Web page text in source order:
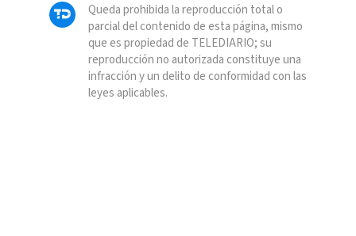
Queda prohibida la reproducción total o
parcial del contenido de esta página, mismo
que es propiedad de TELEDIARIO; su
reproducción no autorizada constituye una
infracción y un delito de conformidad con las
leyes aplicables.